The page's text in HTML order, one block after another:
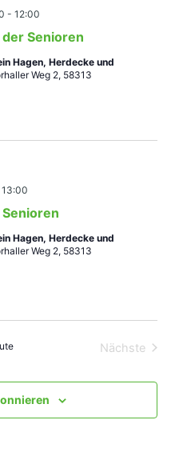
Senioren
- 12:00
Hagen, Herdecke und
Weg 2, 58313
13:00
Hagen, Herdecke und
Weg 2, 58313
Nächste